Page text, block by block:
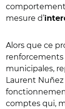
comportement
mesure d’
Alors que ce
renforcements
municipales,
Laurent Nuñ
comptes qui,